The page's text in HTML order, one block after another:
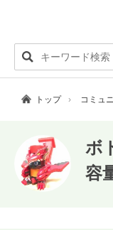
トップ コミュ
ボ
容